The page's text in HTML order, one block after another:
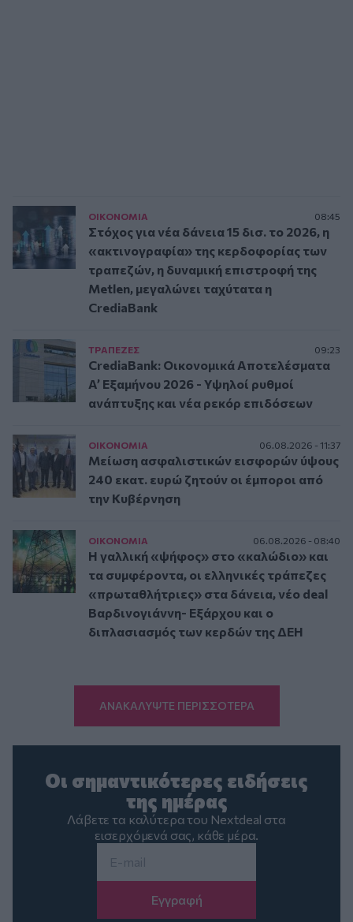
ΟΙΚΟΝΟΜΙΑ 08:45
Στόχος για νέα δάνεια 15 δισ. το 2026, η
«ακτινογραφία» της κερδοφορίας των
τραπεζών, η δυναμική επιστροφή της
Metlen, μεγαλώνει ταχύτατα η
CrediaBank
ΤΡAΠΕΖΕΣ 09:23
CrediaBank: Οικονομικά Αποτελέσματα
A’ Εξαμήνου 2026 - Υψηλοί ρυθμοί
ανάπτυξης και νέα ρεκόρ επιδόσεων
ΟΙΚΟΝΟΜΙΑ 06.08.2026 - 11:37
Μείωση ασφαλιστικών εισφορών ύψους
240 εκατ. ευρώ ζητούν οι έμποροι από
την Κυβέρνηση
ΟΙΚΟΝΟΜΙΑ 06.08.2026 - 08:40
Η γαλλική «ψήφος» στο «καλώδιο» και
τα συμφέροντα, οι ελληνικές τράπεζες
«πρωταθλήτριες» στα δάνεια, νέο deal
Βαρδινογιάννη- Εξάρχου και ο
διπλασιασμός των κερδών της ΔΕΗ
ΑΝΑΚΑΛΥΨΤΕ ΠΕΡΙΣΣΟΤΕΡΑ
Οι σημαντικότερες ειδήσεις
της ημέρας
Λάβετε τα καλύτερα του Nextdeal στα
εισερχόμενά σας, κάθε μέρα.